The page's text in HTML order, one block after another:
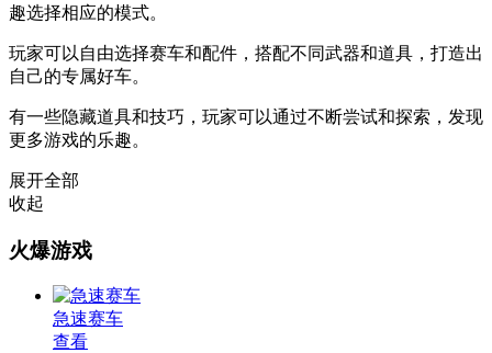
趣选择相应的模式。
玩家可以自由选择赛车和配件，搭配不同武器和道具，打造出
自己的专属好车。
有一些隐藏道具和技巧，玩家可以通过不断尝试和探索，发现
更多游戏的乐趣。
展开全部
收起
火爆游戏
急速赛车
查看